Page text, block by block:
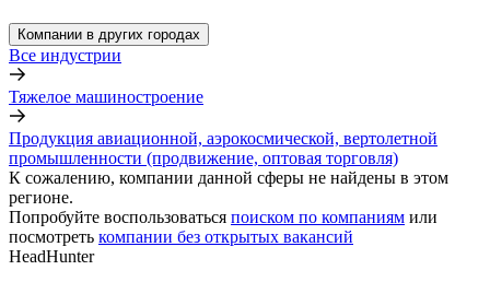
Компании в других городах
Все индустрии
Тяжелое машиностроение
Продукция авиационной, аэрокосмической, вертолетной
промышленности (продвижение, оптовая торговля)
К сожалению, компании данной сферы не найдены в этом
регионе.
Попробуйте воспользоваться поиском по компаниям или
посмотреть компании без открытых вакансий
HeadHunter